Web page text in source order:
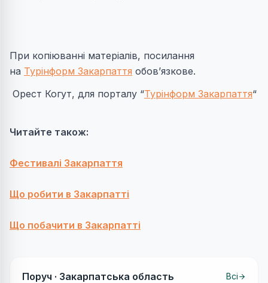
При копіюванні матеріалів, посилання
на Турінформ Закарпаття обов’язкове.
Орест Когут, для порталу “Турінформ Закарпаття“
Читайте також:
Фестивалі Закарпаття
Що робити в Закарпатті
Що побачити в Закарпатті
Поруч · Закарпатська область Всі